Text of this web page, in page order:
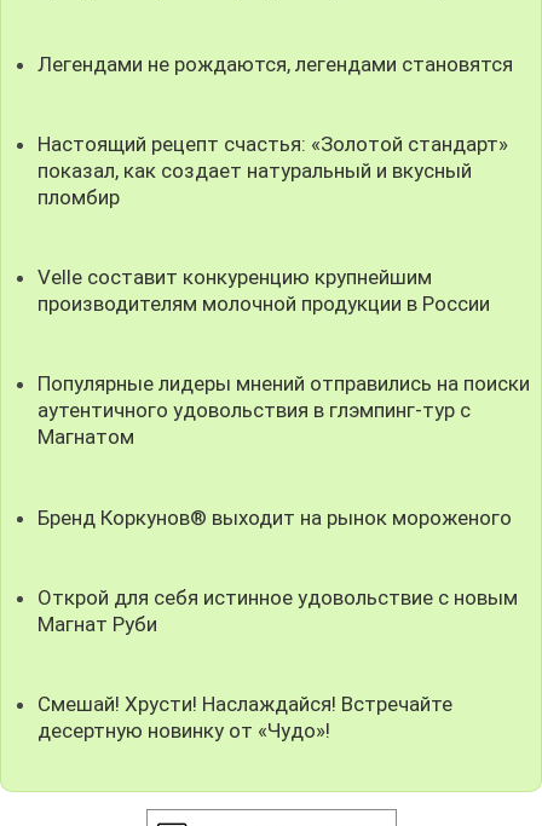
Легендами не рождаются, легендами становятся
Настоящий рецепт счастья: «Золотой стандарт»
показал, как создает натуральный и вкусный
пломбир
Velle составит конкуренцию крупнейшим
производителям молочной продукции в России
Популярные лидеры мнений отправились на поиски
аутентичного удовольствия в глэмпинг-тур с
Магнатом
Бренд Коркунов® выходит на рынок мороженого
Открой для себя истинное удовольствие с новым
Магнат Руби
Смешай! Хрусти! Наслаждайся! Встречайте
десертную новинку от «Чудо»!